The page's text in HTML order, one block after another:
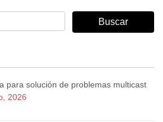
para solución de problemas multicast
2026